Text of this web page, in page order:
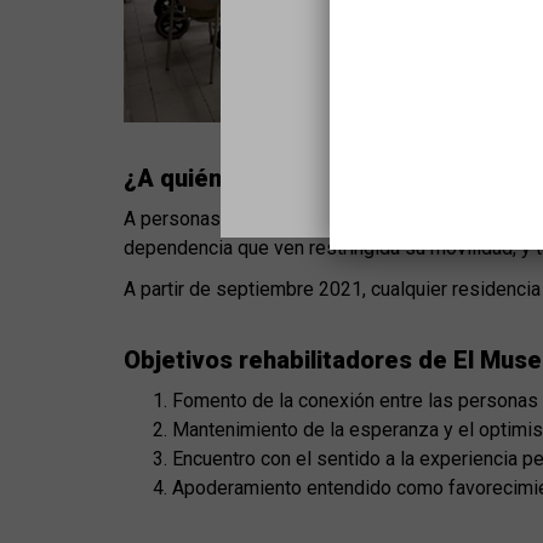
¿A quién se dirige?
A personas atendidas en varias residencias de
dependencia que ven restringida su movilidad,
A partir de septiembre 2021, cualquier
Objetivos rehabilitadores de El
Fomento de la conexión entre las
Mantenimiento de la esperanza y el
Encuentro con el sentido a la experiencia
Apoderamiento entendido como